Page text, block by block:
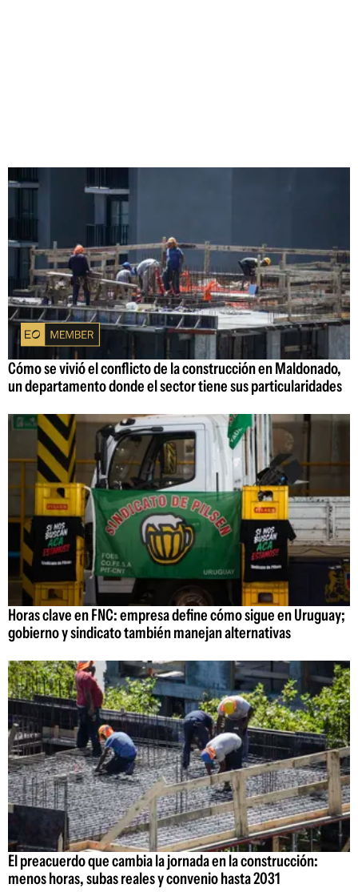
Cómo se vivió el conflicto de la construcción en Maldonado,
un departamento donde el sector tiene sus particularidades
Horas clave en FNC: empresa define cómo sigue en Uruguay;
gobierno y sindicato también manejan alternativas
El preacuerdo que cambia la jornada en la construcción:
menos horas, subas reales y convenio hasta 2031